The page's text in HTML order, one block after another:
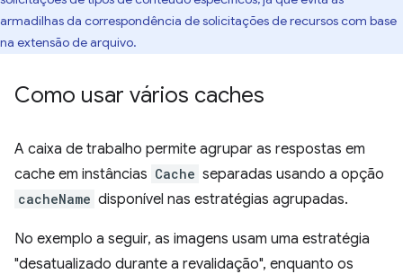
armadilhas da correspondência de solicitações de recursos com base
na extensão de arquivo.
Como usar vários caches
A caixa de trabalho permite agrupar as respostas em
cache em instâncias Cache separadas usando a opção
cacheName disponível nas estratégias agrupadas.
No exemplo a seguir, as imagens usam uma estratégia
"desatualizado durante a revalidação", enquanto os